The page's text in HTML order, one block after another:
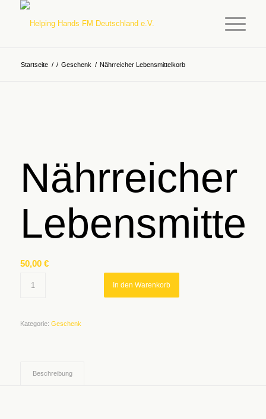
Startseite / / Geschenk / Nährreicher Lebensmittelkorb
Nährreicher
50,00 €
In den Warenkorb
Kategorie: Geschenk
Beschreibung